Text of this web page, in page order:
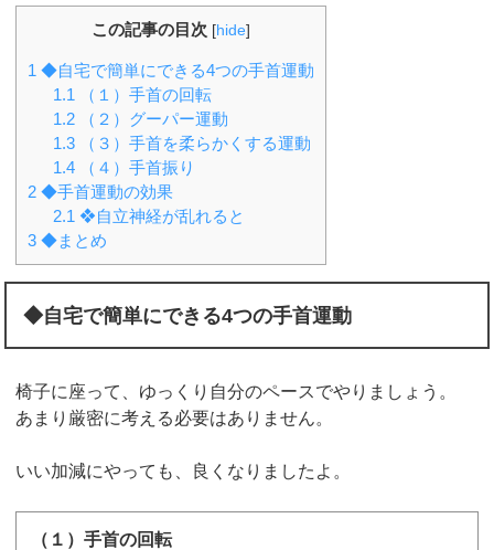
この記事の目次 [hide]
1 ◆自宅で簡単にできる4つの手首運動
1.1 （１）手首の回転
1.2 （２）グーパー運動
1.3 （３）手首を柔らかくする運動
1.4 （４）手首振り
2 ◆手首運動の効果
2.1 ❖自立神経が乱れると
3 ◆まとめ
◆自宅で簡単にできる4つの手首運動
椅子に座って、ゆっくり自分のペースでやりましょう。
あまり厳密に考える必要はありません。
いい加減にやっても、良くなりましたよ。
（１）手首の回転